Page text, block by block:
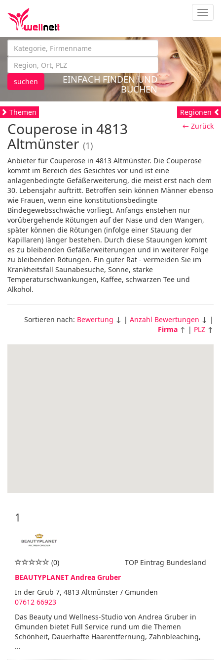
suchen
EINFACH FINDEN UND
BUCHEN
Themen
← Zurück
Couperose in 4813
Altmünster (1)
Anbieter für Couperose in 4813 Altmünster. Die Couperose
kommt im Bereich des Gesichtes vor und ist eine
anlagenbedingte Gefäßerweiterung, die meist erst nach dem
30. Lebensjahr auftritt. Betroffen sein können Männer ebenso
wie Frauen, wenn eine konstitutionsbedingte
Bindegewebsschwäche vorliegt. Anfangs enstehen nur
vorübergehende Rötungen auf der Nase und den Wangen,
später können die Rötungen (infolge einer Stauung der
Kapillaren) länger bestehen. Durch diese Stauungen kommt
es zu bleibenden Gefäßerweiterungen und in weiterer Folge
zu bleibenden Rötungen. Ein guter Rat - vermeiden Sie im
Krankheitsfall Saunabesuche, Sonne, starke
Temperaturschwankungen, Kaffee, schwarzen Tee und
Alkohol.
Sortieren nach: Bewertung ↓ | Anzahl Bewertungen ↓ |
Firma ↑ | PLZ ↑
1
TOP Eintrag Bundesland
(0)
BEAUTYPLANET Andrea Gruber
In der Grub 7, 4813 Altmünster / Gmunden
07612 66923
Das Beauty und Wellness-Studio von Andrea Gruber in
Gmunden bietet Full Service rund um die Themen
Schönheit, Dauerhafte Haarentfernung, Zahnbleaching,
...
Regionen